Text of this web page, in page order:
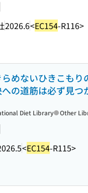
2026.6<EC154-R116>
めないひきこもり
の道筋は必ず見つ
<EC154-R115>
Diet Library Other